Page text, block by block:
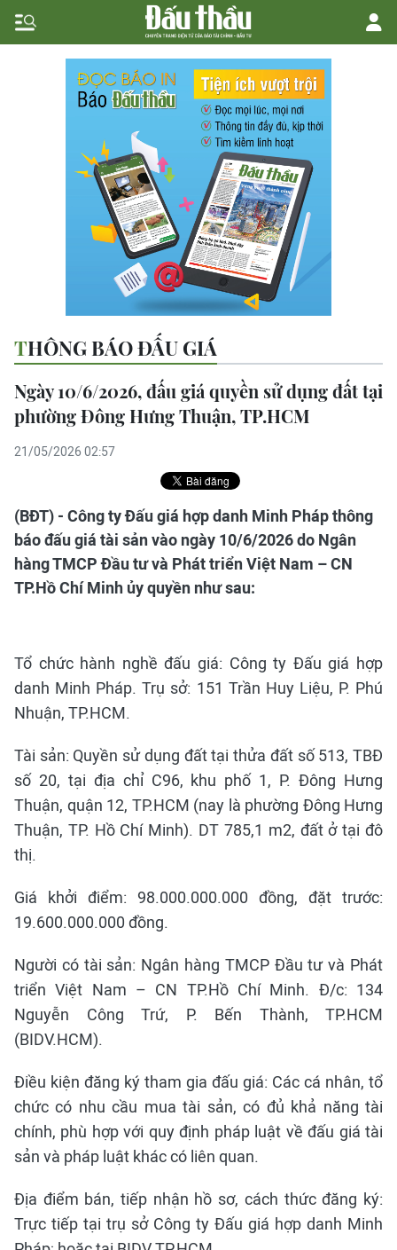
THÔNG BÁO ĐẤU GIÁ
Ngày 10/6/2026, đấu giá quyền sử dụng đất tại
phường Đông Hưng Thuận, TP.HCM
21/05/2026 02:57
(BĐT) - Công ty Đấu giá hợp danh Minh Pháp thông
báo đấu giá tài sản vào ngày 10/6/2026 do Ngân
hàng TMCP Đầu tư và Phát triển Việt Nam – CN
TP.Hồ Chí Minh ủy quyền như sau:
Tổ chức hành nghề đấu giá: Công ty Đấu giá hợp
danh Minh Pháp. Trụ sở: 151 Trần Huy Liệu, P. Phú
Nhuận, TP.HCM.
Tài sản: Quyền sử dụng đất tại thửa đất số 513, TBĐ
số 20, tại địa chỉ C96, khu phố 1, P. Đông Hưng
Thuận, quận 12, TP.HCM (nay là phường Đông Hưng
Thuận, TP. Hồ Chí Minh). DT 785,1 m2, đất ở tại đô
thị.
Giá khởi điểm: 98.000.000.000 đồng, đặt trước:
19.600.000.000 đồng.
Người có tài sản: Ngân hàng TMCP Đầu tư và Phát
triển Việt Nam – CN TP.Hồ Chí Minh. Đ/c: 134
Nguyễn Công Trứ, P. Bến Thành, TP.HCM
(BIDV.HCM).
Điều kiện đăng ký tham gia đấu giá: Các cá nhân, tổ
chức có nhu cầu mua tài sản, có đủ khả năng tài
chính, phù hợp với quy định pháp luật về đấu giá tài
sản và pháp luật khác có liên quan.
Địa điểm bán, tiếp nhận hồ sơ, cách thức đăng ký:
Trực tiếp tại trụ sở Công ty Đấu giá hợp danh Minh